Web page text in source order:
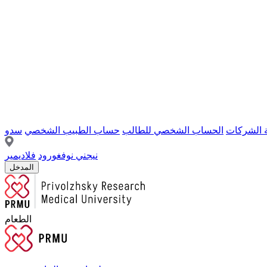
الشركات الحساب الشخصي للطالب حساب الطبيب الشخصي سدو
نيجني نوفغورود فلاديمير
المدخل
الطعام